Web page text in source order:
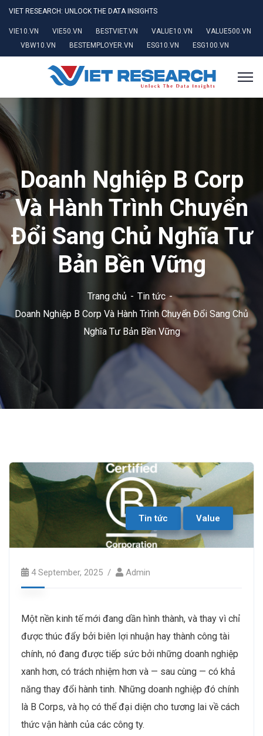
VIET RESEARCH: UNLOCK THE DATA INSIGHTS
VIE10.VN VIE50.VN BESTVIET.VN VALUE10.VN
VALUE500.VN
VBW10.VN
BESTEMPLOYER.VN ESG10.VN ESG100.VN
Doanh Nghiệp B Corp
Và Hành Trình Chuyển
Đổi Sang Chủ Nghĩa Tư
Bản Bền Vững
Trang chủ
Tin tức
Doanh Nghiệp B Corp Và Hành Trình Chuyển Đổi Sang Chủ
Nghĩa Tư Bản Bền Vững
Tin tức Value
4 September, 2025 Admin
Một nền kinh tế mới đang dần hình thành, và thay vì chỉ
được thúc đẩy bởi biên lợi nhuận hay thành công tài
chính, nó đang được tiếp sức bởi những doanh nghiệp
xanh hơn, có trách nhiệm hơn và — sau cùng — có khả
năng thay đổi hành tinh. Những doanh nghiệp đó chính
là B Corps, và họ có thể đại diện cho tương lai về cách
thức vận hành của các công ty.